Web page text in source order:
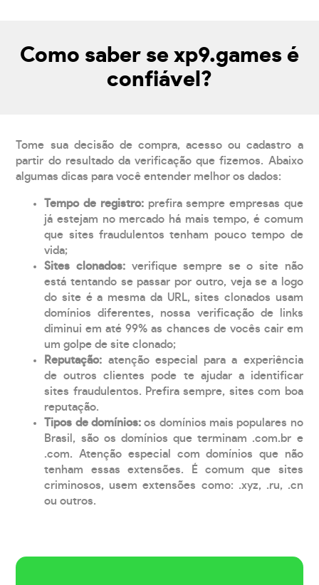
Como saber se xp9.games é
confiável?
Tome sua decisão de compra, acesso ou cadastro a
partir do resultado da verificação que fizemos. Abaixo
algumas dicas para você entender melhor os dados:
Tempo de registro: prefira sempre empresas que
já estejam no mercado há mais tempo, é comum
que sites fraudulentos tenham pouco tempo de
vida;
Sites clonados: verifique sempre se o site não
está tentando se passar por outro, veja se a logo
do site é a mesma da URL, sites clonados usam
domínios diferentes, nossa verificação de links
diminui em até 99% as chances de vocês cair em
um golpe de site clonado;
Reputação: atenção especial para a experiência
de outros clientes pode te ajudar a identificar
sites fraudulentos. Prefira sempre, sites com boa
reputação.
Tipos de domínios:os domínios mais populares no
Brasil, são os domínios que terminam .com.br e
.com. Atenção especial com domínios que não
tenham essas extensões. É comum que sites
criminosos, usem extensões como: .xyz, .ru, .cn
ou outros.